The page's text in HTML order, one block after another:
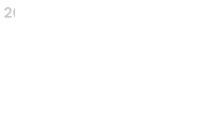
- 2034 samþykkt